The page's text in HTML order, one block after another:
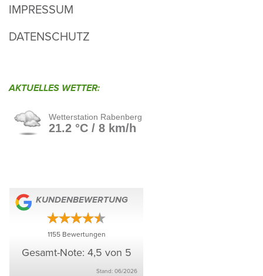
IMPRESSUM
DATENSCHUTZ
AKTU­ELLES WETTER:
KUNDEN­BE­WER­TUNG
1155Bewer­tungen
Gesamt-Note: 4,5 von 5
Stand: 06/​2026